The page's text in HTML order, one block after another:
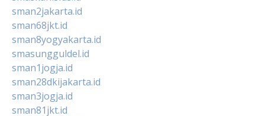
sman2jakarta.id
sman68jkt.id
sman8yogyakarta.id
smasungguldel.id
sman1jogja.id
sman28dkijakarta.id
sman3jogja.id
sman81jkt.id